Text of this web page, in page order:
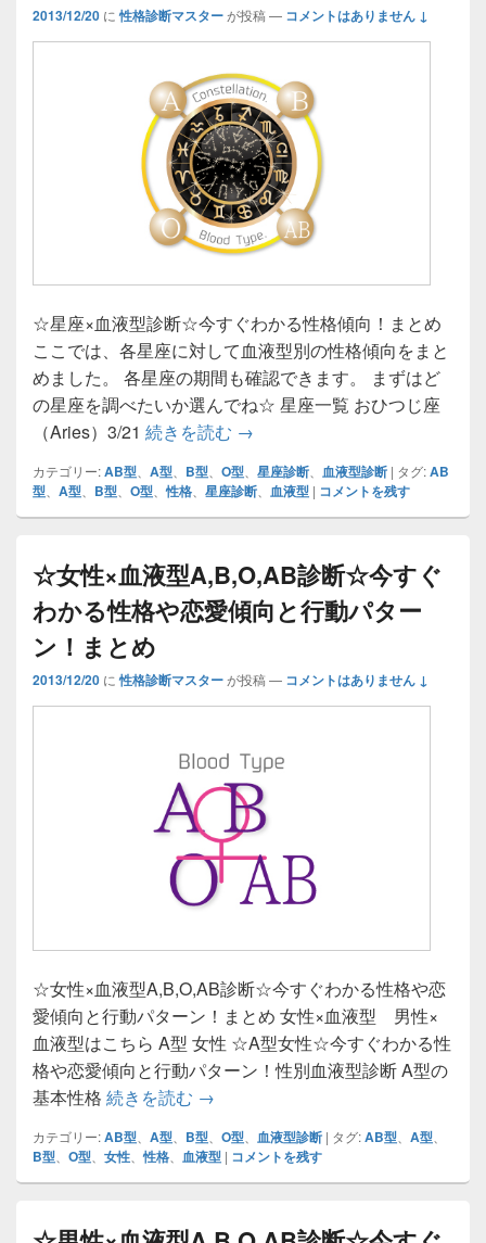
2013/12/20 に 性格診断マスターが投稿 — コメントはありません ↓
☆星座×血液型診断☆今すぐわかる性格傾向！まとめ
ここでは、各星座に対して血液型別の性格傾向をまと
めました。 各星座の期間も確認できます。 まずはど
の星座を調べたいか選んでね☆ 星座一覧 おひつじ座
（Aries）3/21 続きを読む ☆星座×血液型診断☆今すぐわ
→
カテゴリー:AB型、 A型、 B型、 O型、 星座診断、 血液型診断 | タグ:AB
型、 A型、 B型、 O型、性格、 星座診断、 血液型 | コメントを残す
☆女性×血液型A,B,O,AB診断☆今すぐ
わかる性格や恋愛傾向と行動パター
ン！まとめ
2013/12/20 に 性格診断マスターが投稿 — コメントはありません ↓
☆女性×血液型A,B,O,AB診断☆今すぐわかる性格や恋
愛傾向と行動パターン！まとめ 女性×血液型 男性×
血液型はこちら A型 女性 ☆A型女性☆今すぐわかる性
格や恋愛傾向と行動パターン！性別血液型診断 A型の
基本性格 続きを読む ☆女性×血液型A,B,O,AB診断☆今す
→
カテゴリー:AB型 A型 B型 O型 血液型診断 | タグ:AB型 A型
B型 O型 女性 、性格 血液型 | コメントを残す